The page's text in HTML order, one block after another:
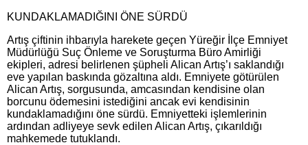
KUNDAKLAMADIĞINI ÖNE SÜRDÜ
Artış çiftinin ihbarıyla harekete geçen Yüreğir İlçe Emniyet
Müdürlüğü Suç Önleme ve Soruşturma Büro Amirliği
ekipleri, adresi belirlenen şüpheli Alican Artış’ı saklandığı
eve yapılan baskında gözaltına aldı. Emniyete götürülen
Alican Artış, sorgusunda, amcasından kendisine olan
borcunu ödemesini istediğini ancak evi kendisinin
kundaklamadığını öne sürdü. Emniyetteki işlemlerinin
ardından adliyeye sevk edilen Alican Artış, çıkarıldığı
mahkemede tutuklandı.